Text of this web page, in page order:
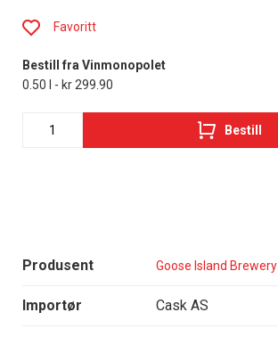
Produsent Goose Island Brewery
Importør Cask AS
Favoritt
Bestill fra Vinmonopolet
0.50 l - kr 299.90
Bestill